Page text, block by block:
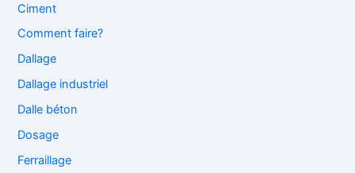
Ciment
Comment faire?
Dallage
Dallage industriel
Dalle béton
Dosage
Ferraillage